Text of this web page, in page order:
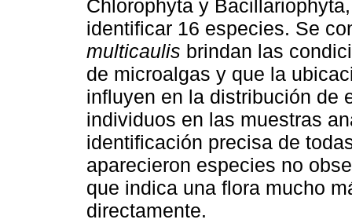
Chlorophyta y
identificar 16 especies. Se
multicaulis brindan las
de microalgas y que la
influyen en la distribución de
individuos en las muestras
identificación precisa de
aparecieron especies no
que indica una flora mucho
directamente.